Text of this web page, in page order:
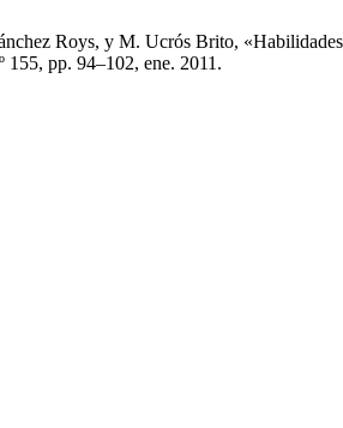
Roys, y M. Ucrós Brito,
155, pp. 94–102, ene. 2011.